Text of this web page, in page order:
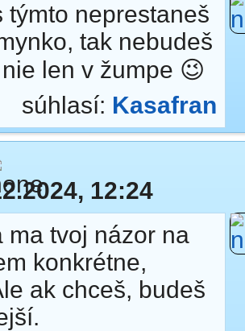
týmto neprestaneš
tak nebudeš
len v žumpe 😉
súhlasí: Kasafran
12:24
ma tvoj názor na
konkrétne,
ak chceš, budeš